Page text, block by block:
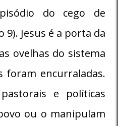
do cego de
9). Jesus é a porta da
ovelhas do sistema
foram encurraladas.
e políticas
ou o manipulam